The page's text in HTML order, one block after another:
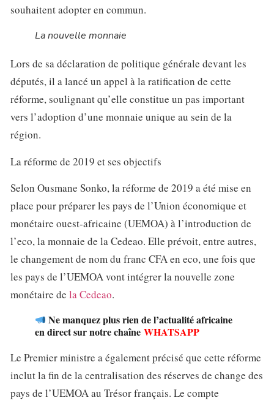
souhaitent adopter en commun.
La nouvelle monnaie
Lors de sa déclaration de politique générale devant les
députés, il a lancé un appel à la ratification de cette
réforme, soulignant qu’elle constitue un pas important
vers l’adoption d’une monnaie unique au sein de la
région.
La réforme de 2019 et ses objectifs
Selon Ousmane Sonko, la réforme de 2019 a été mise en
place pour préparer les pays de l’Union économique et
monétaire ouest-africaine (UEMOA) à l’introduction de
l’eco, la monnaie de la Cedeao. Elle prévoit, entre autres,
le changement de nom du franc CFA en eco, une fois que
les pays de l’UEMOA vont intégrer la nouvelle zone
monétaire de la Cedeao.
Ne manquez plus rien de l’actualité africaine
en direct sur notre chaîne WHATSAPP
Le Premier ministre a également précisé que cette réforme
inclut la fin de la centralisation des réserves de change des
pays de l’UEMOA au Trésor français. Le compte